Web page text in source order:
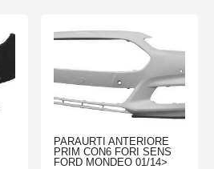
PARAURTI ANTERIORE
PRIM CON6 FORI SENS
FORD MONDEO 01/14>